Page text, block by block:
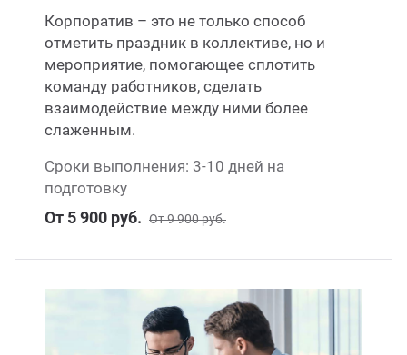
Корпоратив – это не только способ
отметить праздник в коллективе, но и
мероприятие, помогающее сплотить
команду работников, сделать
взаимодействие между ними более
слаженным.
Сроки выполнения: 3-10 дней на
подготовку
От 5 900 руб. От 9 900 руб.